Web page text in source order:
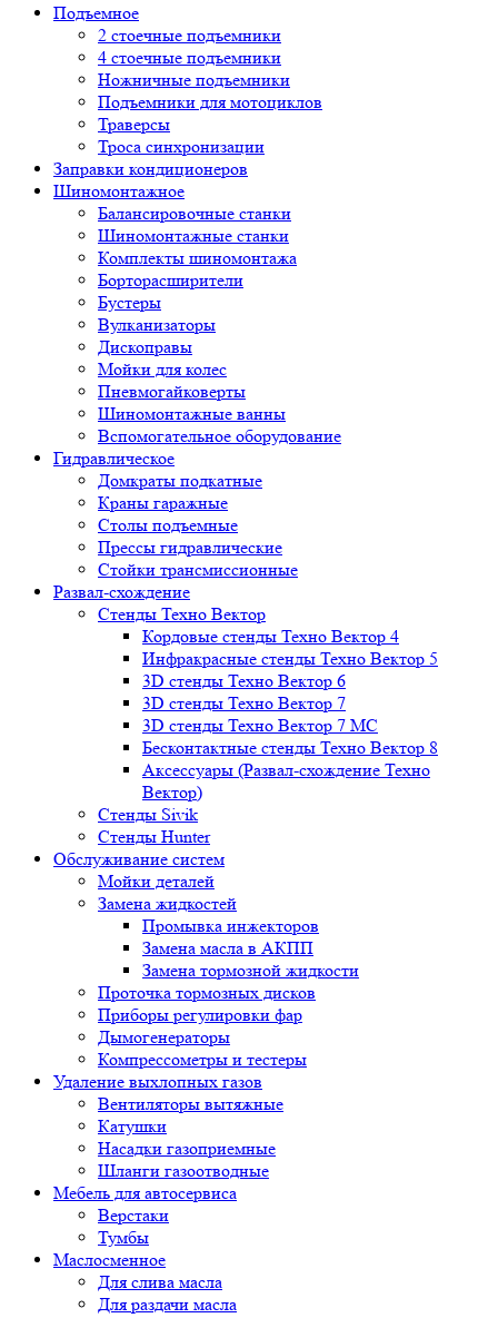
Подъемное
2 стоечные подъемники
4 стоечные подъемники
Ножничные подъемники
Подъемники для мотоциклов
Траверсы
Троса синхронизации
Заправки кондиционеров
Шиномонтажное
Балансировочные станки
Шиномонтажные станки
Комплекты шиномонтажа
Борторасширители
Бустеры
Вулканизаторы
Дископравы
Мойки для колес
Пневмогайковерты
Шиномонтажные ванны
Вспомогательное оборудование
Гидравлическое
Домкраты подкатные
Краны гаражные
Столы подъемные
Прессы гидравлические
Стойки трансмиссионные
Развал-схождение
Стенды Техно Вектор
Кордовые стенды Техно Вектор 4
Инфракрасные стенды Техно Вектор 5
3D стенды Техно Вектор 6
3D стенды Техно Вектор 7
3D стенды Техно Вектор 7 МС
Бесконтактные стенды Техно Вектор 8
Аксессуары (Развал-схождение Техно
Вектор)
Стенды Sivik
Стенды Hunter
Обслуживание систем
Мойки деталей
Замена жидкостей
Промывка инжекторов
Замена масла в АКПП
Замена тормозной жидкости
Проточка тормозных дисков
Приборы регулировки фар
Дымогенераторы
Компрессометры и тестеры
Удаление выхлопных газов
Вентиляторы вытяжные
Катушки
Насадки газоприемные
Шланги газоотводные
Мебель для автосервиса
Верстаки
Тумбы
Маслосменное
Для слива масла
Для раздачи масла